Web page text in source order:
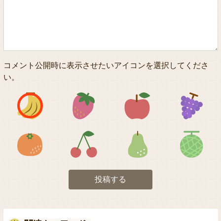
コメント公開時に表示させたいアイコンを選択してくださ
い。
アイコン1 アイコン2 アイコン3
アイコン5 アイコン6 アイコン7
投稿する